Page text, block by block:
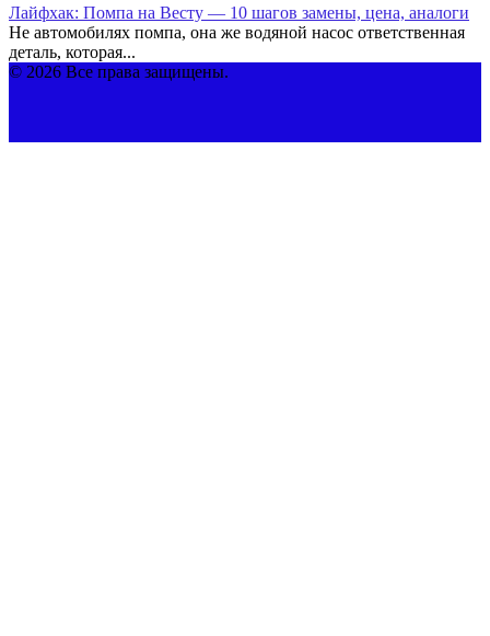
Лайфхак: Помпа на Весту — 10 шагов замены, цена, аналоги
Не автомобилях помпа, она же водяной насос ответственная
деталь, которая...
© 2026 Все права защищены.